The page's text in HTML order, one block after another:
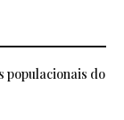
populacionais do